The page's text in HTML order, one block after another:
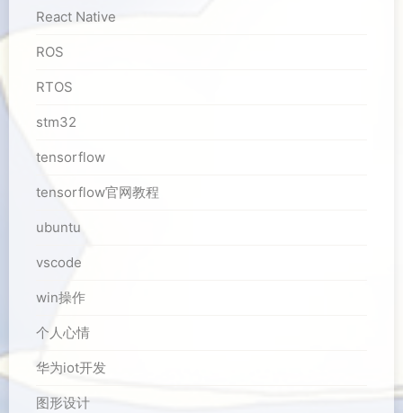
React Native
ROS
RTOS
stm32
tensorflow
tensorflow官网教程
ubuntu
vscode
win操作
个人心情
华为iot开发
图形设计